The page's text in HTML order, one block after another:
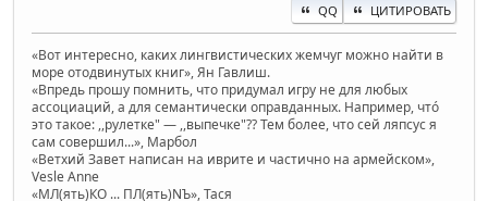
QQ ЦИТИРОВАТЬ
«Вот интересно, каких лингвистических жемчуг можно найти в
море отодвинутых книг», Ян Гавлиш.
«Впредь прошу помнить, что придумал игру не для любых
ассоциаций, а для семантически оправданных. Например, чтó
это такое: ,,рулетке" — ,,выпечке"?? Тем более, что сей ляпсус я
сам совершил...», Марбол
«Ветхий Завет написан на иврите и частично на армейском»,
Vesle Anne
«МЛ(ять)КО ... ПЛ(ять)NЪ», Тася